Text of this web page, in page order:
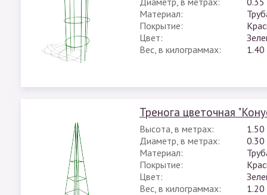
Материал:
Покрытие:
Цвет:
Вес, в килограммах:
1.40
Тренога цветочная
Высота, в метрах:
1.50
Диаметр, в метрах:
0.30
Материал:
Покрытие:
Цвет:
Вес, в килограммах:
1.20